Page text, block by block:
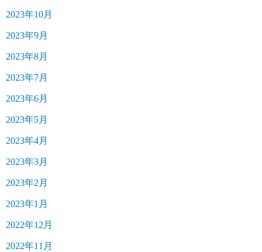
2023年10月
2023年9月
2023年8月
2023年7月
2023年6月
2023年5月
2023年4月
2023年3月
2023年2月
2023年1月
2022年12月
2022年11月